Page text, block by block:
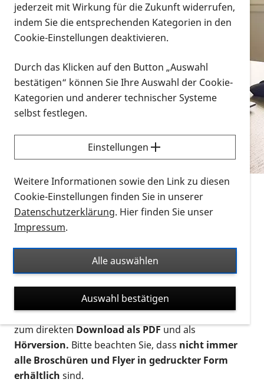
Infomaterial
Infomaterial
Vorlesen
Alle Infomaterialien in verschiedenen
Formaten an einem Ort
Sie möchten wissen, wie Sie nach Infonmaterial
suchen und dieses bestellen bzw. herunterladen
können? Schauen Sie sich dieErklärvideos zum
Thema Infomaterial auf der PRO RETINA-Website
für blinde und sehbehinderte Menschen an.
Auf dieser Seite finden Sie sämtliches Infomaterial
Ort. Nutzen Sie den Formatfilter, um ausschließlich
nach Flyern und Broschüren, Audios oder Videos zu
suchen. Die meisten Flyer und Broschüren werden in
verschiedenen Formaten angeboten: zur
postalischen Bestellung als gedruckte Variante
zum direktenDownload als PDFund als
Hörversion. Bitte beachten Sie, dass nicht immer
alle Broschüren und Flyer in gedruckter Form
erhältlich sind.
jederzeit mit Wirkung für die Zukunft widerrufen,
indem Sie die entsprechenden Kategorien in den
Cookie-Einstellungen deaktivieren.
Durch das Klicken auf den Button „Auswahl
bestätigen“ können Sie Ihre Auswahl der Cookie-
Kategorien und anderer technischer Systeme
selbst festlegen.
Einstellungen
Weitere Informationen sowie den Link zu diesen
Cookie-Einstellungen finden Sie in unserer
Datenschutzerklärung. Hier finden Sie unser
Impressum.
Alle auswählen
Auswahl bestätigen